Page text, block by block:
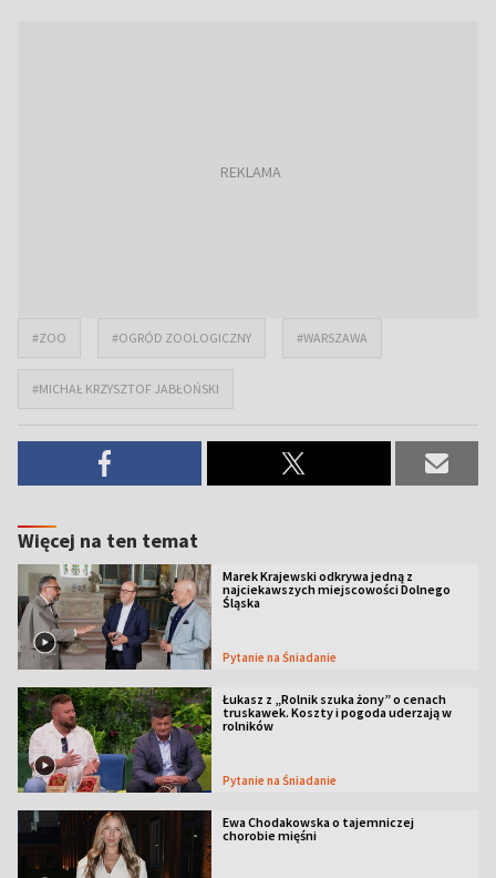
#ZOO #OGRÓD ZOOLOGICZNY #WARSZAWA
#MICHAŁ KRZYSZTOF JABŁOŃSKI
Więcej na ten temat
Marek Krajewski odkrywa jedną z
najciekawszych miejscowości Dolnego
Śląska
Pytanie na Śniadanie
Łukasz z „Rolnik szuka żony” o cenach
truskawek. Koszty i pogoda uderzają w
rolników
Pytanie na Śniadanie
Ewa Chodakowska o tajemniczej
chorobie mięśni